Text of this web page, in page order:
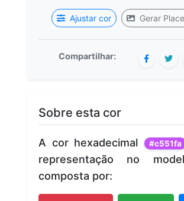
Ajustar cor Gerar
Compartilhar:
Sobre esta cor
A cor hexadecimal #c551fa
representação no
composta por: